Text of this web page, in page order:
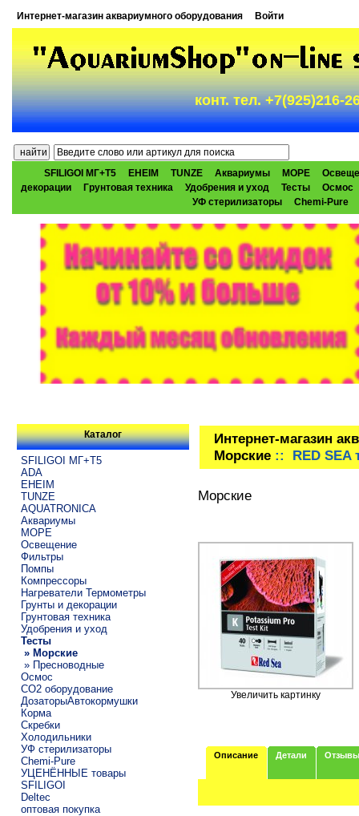
Интернет-магазин аквариумного оборудования Войти
конт. тел. +7(925)216-
SFILIGOI МГ+Т5 EHEIM TUNZE Аквариумы МОРЕ
декорации
Грунтовая техника Удобрения и уход Тесты
Осмос
УФ стерилизаторы
Chemi-Pure
Каталог
SFILIGOI МГ+Т5
ADA
EHEIM
TUNZE
AQUATRONICA
Аквариумы
МОРЕ
Освещение
Фильтры
Помпы
Компрессоры
Нагреватели Термометры
Грунты и декорации
Грунтовая техника
Удобрения и уход
Тесты
» Морские
» Пресноводные
Осмос
CO2 оборудование
ДозаторыАвтокормушки
Корма
Скребки
Холодильники
УФ стерилизаторы
Chemi-Pure
УЦЕНЁННЫЕ товары
SFILIGOI
Deltec
оптовая покупка
Интернет-магазин
Морские:: RED SEA
Морские
Увеличить картинку
Описание Детали Отзывы